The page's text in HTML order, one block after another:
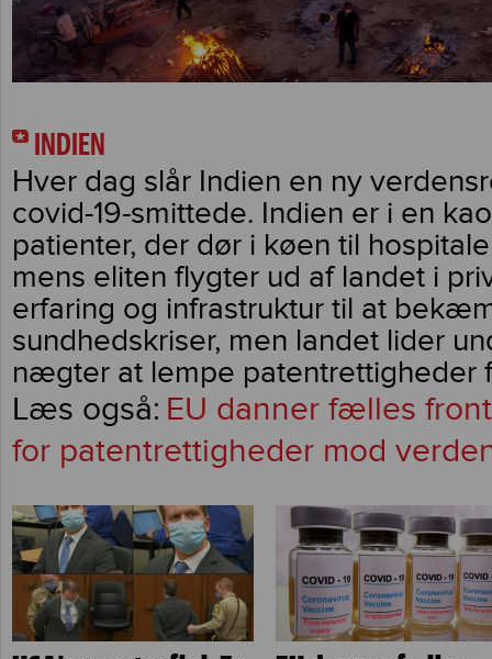
INDIEN
Hver dag slår Indien en ny
covid-19-smittede. Indien er i en
patienter, der dør i køen til
mens eliten flygter ud af landet i
erfaring og infrastruktur til at
sundhedskriser, men landet lider
nægter at lempe patentrettigheder
EU danner fælles
for patentrettigheder mod